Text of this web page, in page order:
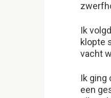
Ik
klopte
vacht
Ik ging
een